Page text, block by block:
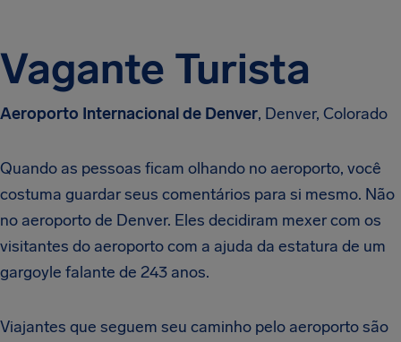
Vagante Turista
Aeroporto Internacional de Denver, Denver, Colorado
Quando as pessoas ficam olhando no aeroporto, você
costuma guardar seus comentários para si mesmo. Não
no aeroporto de Denver. Eles decidiram mexer com os
visitantes do aeroporto com a ajuda da estatura de um
gargoyle falante de 243 anos.
Viajantes que seguem seu caminho pelo aeroporto são